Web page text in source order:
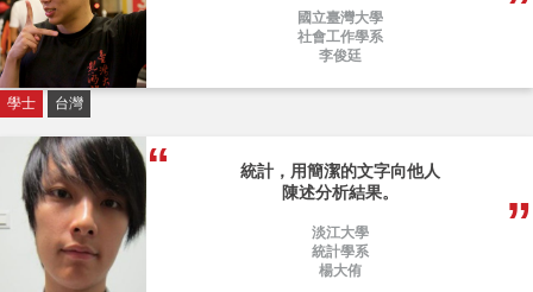
國立臺灣大學
社會工作學系
李俊廷
學士 台灣
統計，用簡潔的文字向他人
陳述分析結果。
淡江大學
統計學系
楊大侑